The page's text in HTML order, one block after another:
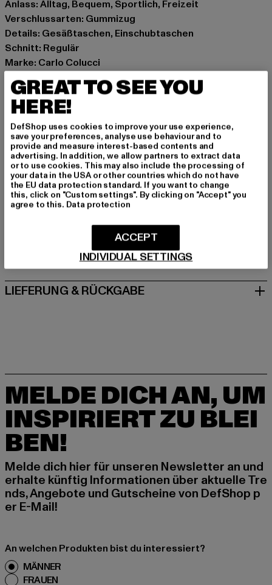
Anlass: Alltag, Bequem, Sportlich, Freizeit
Verschlussarten: Gummizug
Details: Gesäßtaschen, Einschubtaschen
Schnitt: Regulär
Marke: Carlo Colucci
Kat.: Jogginghosen
Farbe: weiß
Hersteller Farbe: offwhite
Materialzusammensetzung: 100% Polyester
Art.Nr: C3478-00555
Hersteller: Mark Seven Fashion GmbH & Co. KG |
info@carlocolucci.com
Kyllmannweg 7 | 42699 Solingen | DE
GRÖSSE & PASSFORM
PFLEGEHINWEISE
LIEFERUNG & RÜCKGABE
MELDE DICH AN, UM
INSPIRIERT ZU BLEI
BEN!
Melde dich hier für unseren Newsletter an und
erhalte künftig Informationen über aktuelle Tre
nds, Angebote und Gutscheine von DefShop p
er E-Mail!
An welchen Produkten bist du interessiert?
MÄNNER
FRAUEN
GREAT TO SEE YOU
HERE!
DefShop uses cookies to improve your use experience,
save your preferences, analyse use behaviour and to
provide and measure interest-based contents and
advertising. In addition, we allow partners to extract data
or to use cookies. This may also include the processing of
your data in the USA or other countries which do not have
the EU data protection standard. If you want to change
this, click on "Custom settings". By clicking on "Accept" you
agree to this. Data protection
INDIVIDUAL SETTINGS
ACCEPT